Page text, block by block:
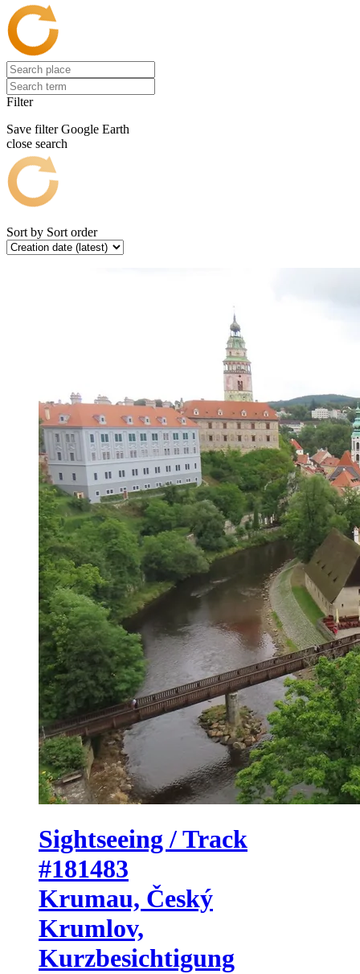
Filter
Save filter Google Earth
close search
Sort by Sort order
Sightseeing / Track
#181483
Krumau, Český
Krumlov,
Kurzbesichtigung